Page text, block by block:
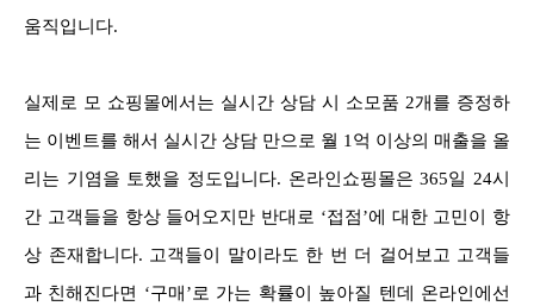
움직입니다.
실제로 모 쇼핑몰에서는 실시간 상담 시 소모품 2개를 증정하
는 이벤트를 해서 실시간 상담 만으로 월 1억 이상의 매출을 올
리는 기염을 토했을 정도입니다. 온라인쇼핑몰은 365일 24시
간 고객들을 항상 들어오지만 반대로 ‘접점’에 대한 고민이 항
상 존재합니다. 고객들이 말이라도 한 번 더 걸어보고 고객들
과 친해진다면 ‘구매’로 가는 확률이 높아질 텐데 온라인에선